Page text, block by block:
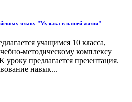
языку "Музыка в нашей жизни"
учащимся 10 класса,
методическому комплексу
предлагается презентация.
навык...